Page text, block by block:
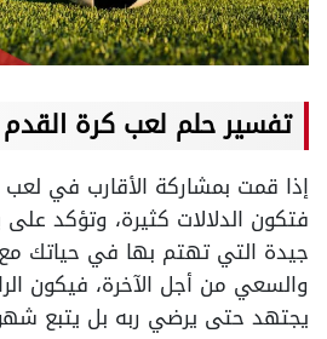
تفسير حلم لعب كرة
إذا قمت بمشاركة الأقارب في لعب
فتكون الدلالات كثيرة، وتؤكد
جيدة التي تهتم بها في حياتك مع
والسعي من أجل الآخرة، فيكون
يجتهد حتى يرضي ربه بل يتبع